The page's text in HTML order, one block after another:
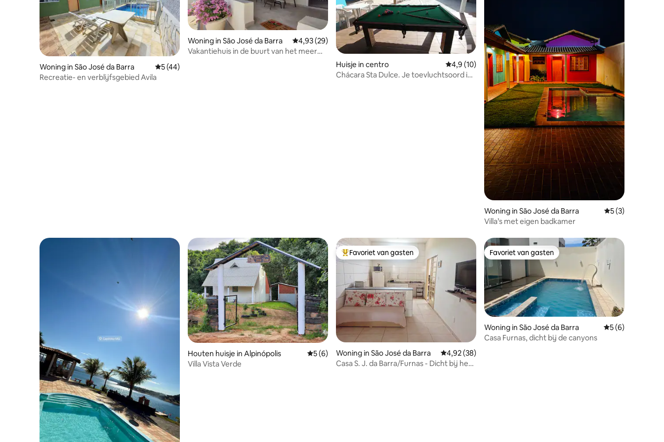
Woning in São José da Barra Gemiddelde beoordeling van 5 uit 5, 44 recensies
5 (44)
Recreatie- en verblijfsgebied Avila
Woning in São José da Barra Gemiddelde beoordeling van 4,93 uit 5, 29 recensies
4,93 (29)
Vakantiehuis in de buurt van het meer
Huisje in centro Gemiddelde beoordeling van 4,9 uit 5, 10 recensies
4,9 (10)
Chácara Sta Dulce. Je toevluchtsoord in
Woning in São José da Barra Gemiddelde
5 (3)
Villa’s met eigen badkamer
Houten huisje in Alpinópolis Gemiddelde beoordeling van 5 uit 5, 6 recensies
5 (6)
Villa Vista Verde
Topfavoriet van gasten
Favoriet van gasten
Woning in São José da Barra Gemiddelde beoordeling van 4,92 uit 5, 38 recensies
4,92 (38)
Casa S. J. da Barra/Furnas - Dicht bij het
Favoriet van gasten
Favoriet van gasten
Woning in São José da Barra Gemiddelde
5 (6)
Casa Furnas, dicht bij de canyons